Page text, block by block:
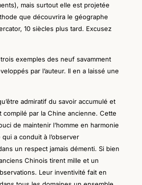
mais surtout elle est projetée
que découvrira le géographe
10 siècles plus tard. Excusez
exemples des neuf savamment
par l’auteur. Il en a laissé une
admiratif du savoir accumulé et
compilé parla Chine ancienne. Cette
de maintenir l’homme en harmonie
a conduit à l’observer
un respect jamais démenti. Si bien
Chinois tirent mille et un
Leur inventivité faiten